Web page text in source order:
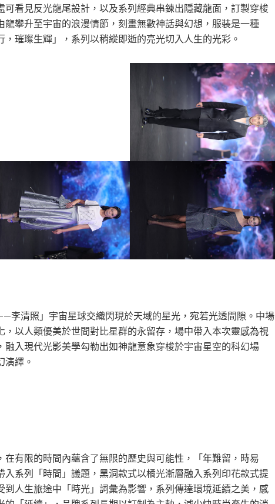
看見反光龍尾設計，以及系列經典串鍊出隱藏龍面，訂製穿梭
攀升至宇宙的浪漫情節，刻畫無數神話與幻想，服裝是一種
璀璨生輝」，系列以稍縱即逝的亮光切入人生的光彩。
李清照」宇宙星球交織閃現於天域的星光，宛若光透間隙。中場
以人類優美於世間對比星群的永留存，場中帶入本次靈感為視
入現代光影美學勾勒出如神龍意象穿梭於宇宙星空的科幻場
演繹。
有限的時間內蘊含了無限的歷史與可能性，「年難留，時易
系列「時間」議題，黑洞款式以橘光漸層融入系列印花款式提
人生旅途中「時光」詞彙為影響，系列傳達環境延續之美，感